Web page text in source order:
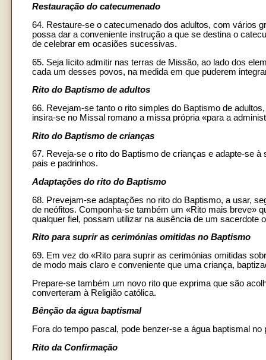
Restauração do catecumenado
64. Restaure-se o catecumenado dos adultos, com vários
possa dar a conveniente instrução a que se destina o
de celebrar em ocasiões sucessivas.
65. Seja lícito admitir nas terras de Missão, ao lado dos
cada um desses povos, na medida em que puderem
Rito do Baptismo de adultos
66. Revejam-se tanto o rito simples do Baptismo de
insira-se no Missal romano a missa própria «para a
Rito do Baptismo de crianças
67. Reveja-se o rito do Baptismo de crianças e adapte-se
pais e padrinhos.
Adaptações do rito do Baptismo
68. Prevejam-se adaptações no rito do Baptismo, a usar,
de neófitos. Componha-se também um «Rito mais breve»
qualquer fiel, possam utilizar na ausência de um sacerdote
Rito para suprir as cerimónias omitidas no Baptismo
69. Em vez do «Rito para suprir as cerimónias omitidas
de modo mais claro e conveniente que uma criança,
Prepare-se também um novo rito que exprima que são
converteram à Religião católica.
Bênção da água baptismal
Fora do tempo pascal, pode benzer-se a água baptismal
Rito da Confirmação